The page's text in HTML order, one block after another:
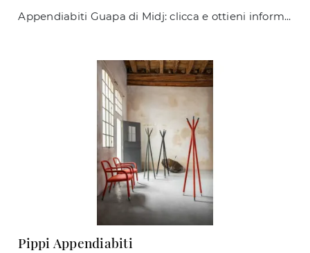
Appendiabiti Guapa di Midj: clicca e ottieni informazioni sui Complementi e appendiabiti design in metallo del noto e rinomato brand!
Pippi Appendiabiti